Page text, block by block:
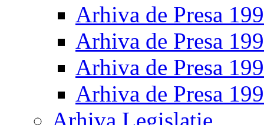
Arhiva de Presa
Arhiva de Presa
Arhiva de Presa
Arhiva de Presa
Arhiva Legislatie